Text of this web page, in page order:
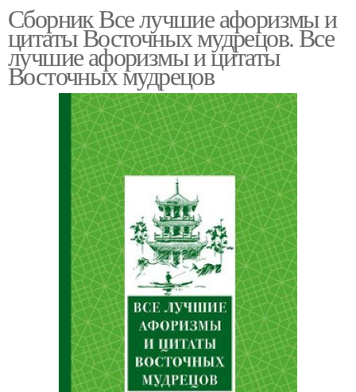
Сборник Все лучшие афоризмы и
цитаты Восточных мудрецов. Все
лучшие афоризмы и цитаты
Восточных мудрецов